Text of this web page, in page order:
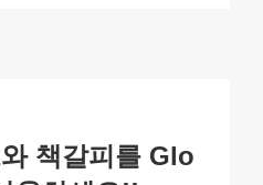
p
at
책갈피를 Glo